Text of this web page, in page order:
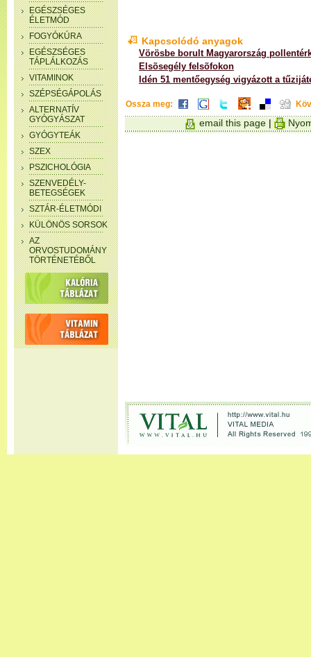
EGÉSZSÉGES
ÉLETMÓD
FOGYÓKÚRA
EGÉSZSÉGES
TÁPLÁLKOZÁS
VITAMINOK
SZÉPSÉGÁPOLÁS
ALTERNATÍV
GYÓGYÁSZAT
GYÓGYTEÁK
SZEX
PSZICHOLÓGIA
SZENVEDÉLY-
BETEGSÉGEK
SZTÁR-ÉLETMÓDI
KÜLÖNÖS SORSOK
AZ
ORVOSTUDOMÁNY
TÖRTÉNETÉBŐL
Kapcsolódó anyagok
Vörösbe borult Magyarország
Elsõsegély felsõfokon
Idén 51 mentőegység vigyázott a
Ossza meg:
email this page |